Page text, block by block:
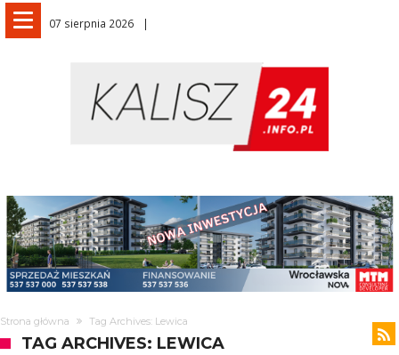
07 sierpnia 2026
Strona główna Tag Archives: Lewica
TAG ARCHIVES: LEWICA